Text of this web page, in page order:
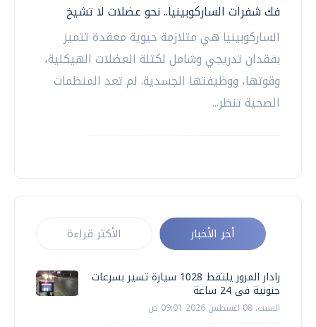
فك شفرات الساركوبينيا.. نحو عضلات لا تشيخ
الساركوبينيا هي متلازمة حيوية معقدة تتميز
بفقدان تدريجي وشامل لكتلة العضلات الهيكلية،
وقوتها، ووظيفتها الجسدية. لم تعد المنظمات
الصحية تنظر...
أخر الأخبار الأكثر قراءة
رادار المرور يلتقط 1028 سيارة تسير بسرعات
جنونية فى 24 ساعة
السبت، 08 اغسطس 2026 09:01 ص